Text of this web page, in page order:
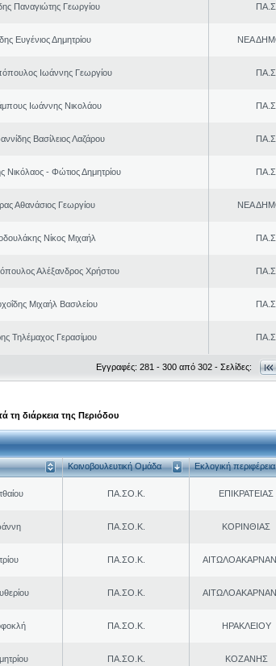
Παναγιώτης Γεωργίου
Ευγένιος Δημητρίου ΝΕΑ
Ιωάννης Γεωργίου
Ιωάννης Νικολάου
Βασίλειος Λαζάρου
Νικόλαος - Φώτιος Δημητρίου
Αθανάσιος Γεωργίου ΝΕΑ
Νίκος Μιχαήλ
Αλέξανδρος Χρήστου
Μιχαήλ Βασιλείου
Τηλέμαχος Γερασίμου
Εγγραφές: 281 - 300 από 302 - Σελίδες:
τη διάρκεια της Περιόδου
Κοινοβουλευτική Ομάδα Εκλογική περιφέρεια
ΠΑ.ΣΟ.Κ. ΕΠΙΚΡΑΤΕΙΑΣ
ΠΑ.ΣΟ.Κ. ΚΟΡΙΝΘΙΑΣ
ΠΑ.ΣΟ.Κ.
ΠΑ.ΣΟ.Κ.
ΠΑ.ΣΟ.Κ. ΗΡΑΚΛΕΙΟΥ
ΠΑ.ΣΟ.Κ. ΚΟΖΑΝΗΣ